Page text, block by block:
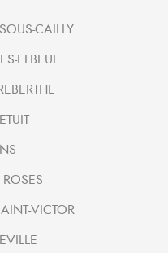
CAILLY
ELBEUF
ROSES
VICTOR